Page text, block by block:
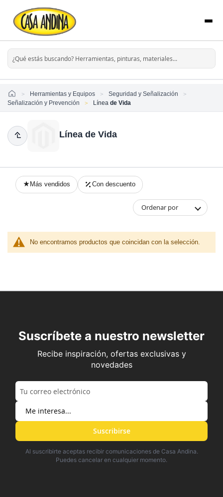
HomeHerramientas y Equipos
Seguridad y Señalización
Señalización y Prevención
Línea de Vida
Línea de Vida
Más vendidos Con descuento
Ordenar por
No encontramos productos que coincidan con la selección.
Suscríbete a nuestro newsletter
Recibe inspiración, ofertas exclusivas y
novedades
Suscribirse
Al suscribirte aceptas recibir comunicaciones de Casa Andina.
Puedes cancelar en cualquier momento.